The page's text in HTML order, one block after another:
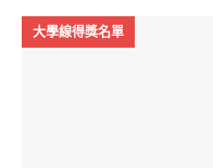
大學線得獎名單